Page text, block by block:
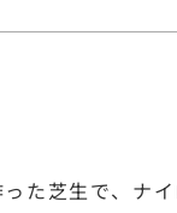
た芝生で、ナ